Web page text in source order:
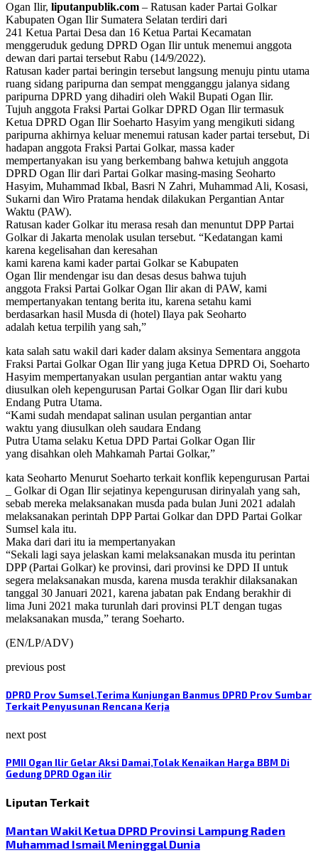
Ogan Ilir, liputanpublik.com – Ratusan kader Partai Golkar
Kabupaten Ogan Ilir Sumatera Selatan terdiri dari
241 Ketua Partai Desa dan 16 Ketua Partai Kecamatan
menggeruduk gedung DPRD Ogan Ilir untuk menemui anggota
dewan dari partai tersebut Rabu (14/9/2022).
Ratusan kader partai beringin tersebut langsung menuju pintu utama
ruang sidang paripurna dan sempat mengganggu jalanya sidang
paripurna DPRD yang dihadiri oleh Wakil Bupati Ogan Ilir.
Tujuh anggota Fraksi Partai Golkar DPRD Ogan Ilir termasuk
Ketua DPRD Ogan Ilir Soeharto Hasyim yang mengikuti sidang
paripurna akhirnya keluar menemui ratusan kader partai tersebut, Di
hadapan anggota Fraksi Partai Golkar, massa kader
mempertanyakan isu yang berkembang bahwa ketujuh anggota
DPRD Ogan Ilir dari Partai Golkar masing-masing Seoharto
Hasyim, Muhammad Ikbal, Basri N Zahri, Muhammad Ali, Kosasi,
Sukarni dan Wiro Pratama hendak dilakukan Pergantian Antar
Waktu (PAW).
Ratusan kader Golkar itu merasa resah dan menuntut DPP Partai
Golkar di Jakarta menolak usulan tersebut. “Kedatangan kami
karena kegelisahan dan keresahan
kami karena kami kader partai Golkar se Kabupaten
Ogan Ilir mendengar isu dan desas desus bahwa tujuh
anggota Fraksi Partai Golkar Ogan Ilir akan di PAW, kami
mempertanyakan tentang berita itu, karena setahu kami
berdasarkan hasil Musda di (hotel) Ilaya pak Seoharto
adalah ketua terpilih yang sah,”
kata salah satu wakil dari kader dalam aksinya Sementara anggota
Fraksi Partai Golkar Ogan Ilir yang juga Ketua DPRD Oi, Soeharto
Hasyim mempertanyakan usulan pergantian antar waktu yang
diusulkan oleh kepengurusan Partai Golkar Ogan Ilir dari kubu
Endang Putra Utama.
“Kami sudah mendapat salinan usulan pergantian antar
waktu yang diusulkan oleh saudara Endang
Putra Utama selaku Ketua DPD Partai Golkar Ogan Ilir
yang disahkan oleh Mahkamah Partai Golkar,”
kata Seoharto Menurut Soeharto terkait konflik kepengurusan Partai
_ Golkar di Ogan Ilir sejatinya kepengurusan dirinyalah yang sah,
sebab mereka melaksanakan musda pada bulan Juni 2021 adalah
melaksanakan perintah DPP Partai Golkar dan DPD Partai Golkar
Sumsel kala itu.
Maka dari dari itu ia mempertanyakan
“Sekali lagi saya jelaskan kami melaksanakan musda itu perintan
DPP (Partai Golkar) ke provinsi, dari provinsi ke DPD II untuk
segera melaksanakan musda, karena musda terakhir dilaksanakan
tanggal 30 Januari 2021, karena jabatan pak Endang berakhir di
lima Juni 2021 maka turunlah dari provinsi PLT dengan tugas
melaksanakan musda,” terang Soeharto.
(EN/LP/ADV)
previous post
DPRD Prov Sumsel,Terima Kunjungan Banmus DPRD Prov Sumbar
Terkait Penyusunan Rencana Kerja
next post
PMII Ogan Ilir Gelar Aksi Damai,Tolak Kenaikan Harga BBM Di
Gedung DPRD Ogan ilir
Liputan Terkait
Mantan Wakil Ketua DPRD Provinsi Lampung Raden
Muhammad Ismail Meninggal Dunia